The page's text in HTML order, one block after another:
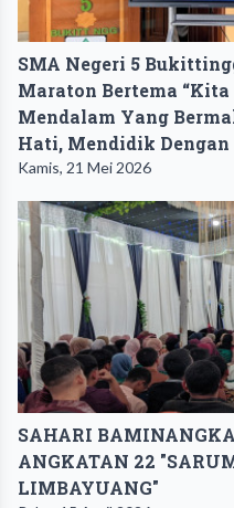
SMA Negeri 5
Maraton Bertema
Mendalam Yang
Hati, Mendidik Dengan
Kamis, 21 Mei 2026
SAHARI
ANGKATAN 22
LIMBAYUANG"